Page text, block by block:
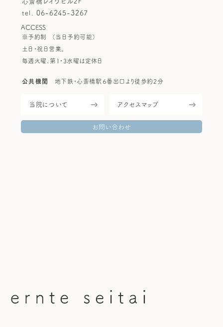
当院について
tel.06-6245-3267
ACCESS
※予約制
（当日予約可能）
土日・祝日営業。
毎週火曜、第1・3水曜は定休日
公共機関 地下鉄・心斎橋駅６番出口より徒歩約2分
当院について アクセスマップ
お問い合わせ